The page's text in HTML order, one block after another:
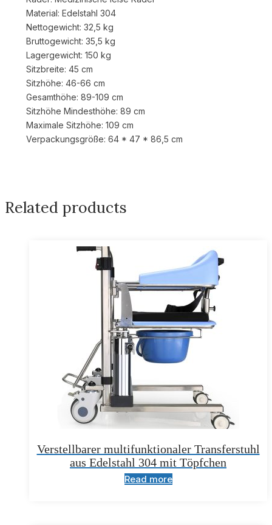
Material: Edelstahl 304
Nettogewicht: 32,5 kg
Bruttogewicht: 35,5 kg
Lagergewicht: 150 kg
Sitzbreite: 45 cm
Sitzhöhe: 46-66 cm
Gesamthöhe: 89-109 cm
Sitzhöhe Mindesthöhe: 89 cm
Maximale Sitzhöhe: 109 cm
Verpackungsgröße: 64 * 47 * 86,5 cm
Related products
Verstellbarer multifunktionaler Transferstuhl
aus Edelstahl 304 mit Töpfchen
Read more